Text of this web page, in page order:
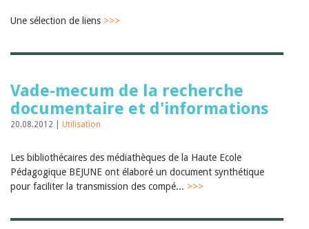
Une sélection de liens >>>
Vade-mecum de la recherche
documentaire et d'informations
20.08.2012 | Utilisation
Les bibliothécaires des médiathèques de la Haute Ecole
Pédagogique BEJUNE ont élaboré un document synthétique
pour faciliter la transmission des compé... >>>